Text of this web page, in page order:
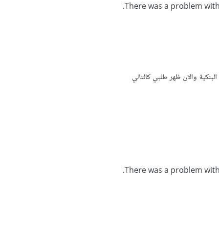
There was a problem
والان ظهر طلبي كالتالي
There was a problem